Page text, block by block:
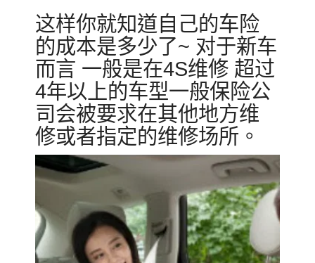
这样你就知道自己的车险
的成本是多少了~ 对于新车
而言 一般是在4S维修 超过
4年以上的车型一般保险公
司会被要求在其他地方维
修或者指定的维修场所。